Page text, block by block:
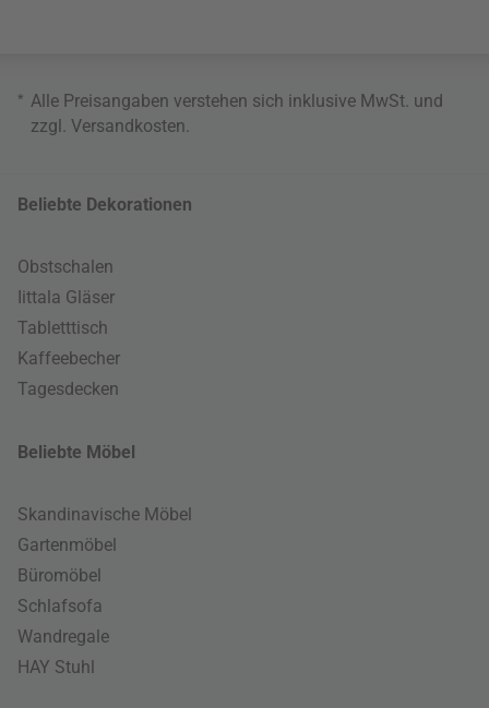
* Alle Preisangaben verstehen sich inklusive MwSt. und
zzgl. Versandkosten
Beliebte Dekorationen
Obstschalen
Iittala Gläser
Tabletttisch
Kaffeebecher
Tagesdecken
Beliebte Möbel
Skandinavische Möbel
Gartenmöbel
Büromöbel
Schlafsofa
Wandregale
HAY Stuhl